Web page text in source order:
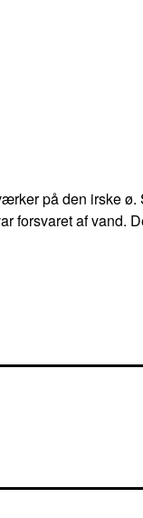
på den irske
forsvaret af vand.